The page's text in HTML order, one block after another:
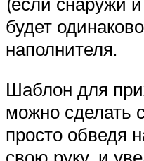
будет
наполнителя.
Шаблон для
можно сделать
просто обведя